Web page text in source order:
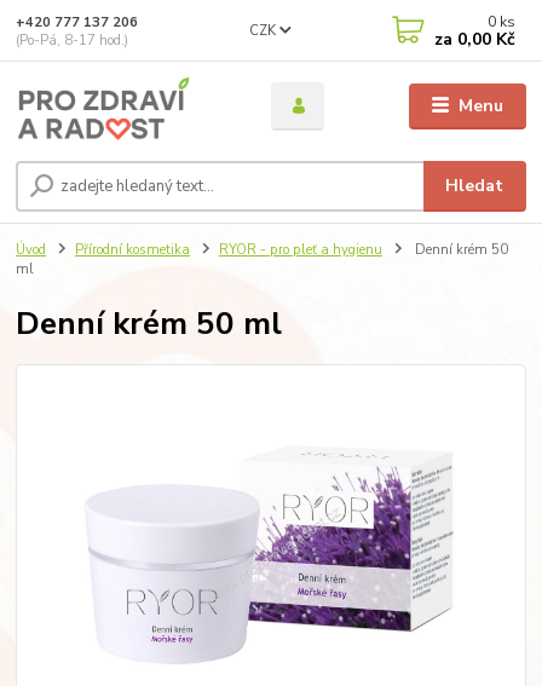
Menu
CZK
Hledat
+420 777 137 206
(Po-Pá, 8-17 hod.)
0 ks
za 0,00 Kč
Úvod Přírodní kosmetika RYOR - pro pleť a hygienu
Denní krém 50
ml
Denní krém 50 ml